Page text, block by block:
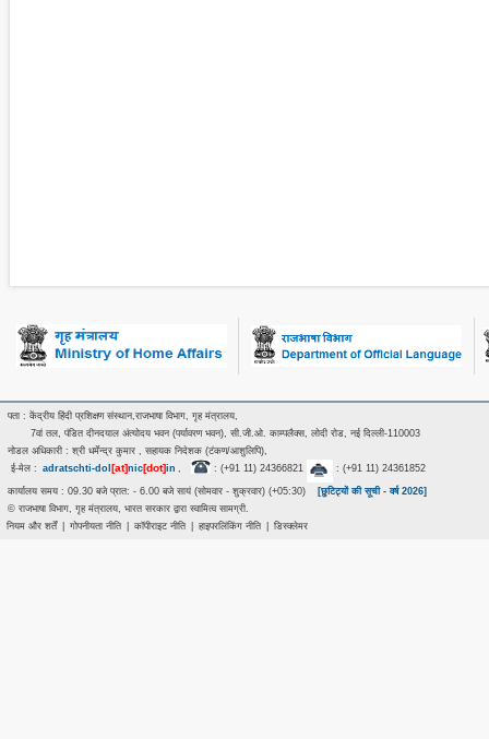
पता : केंद्रीय हिंदी प्रशिक्षण संस्थान,राजभाषा विभाग, गृह मंत्रालय,
7वां तल, पंडित दीनदयाल अंत्‍योदय भवन (पर्यावरण भवन), सी.जी.ओ. काम्पलैक्स, लोदी रोड, नई दिल्ली-110003
नोडल अधिकारी : श्री धर्मेन्द्र कुमार , सहायक निदेशक (टंकण/आशुलिपि),
ई-मेल : adratschti-dol [at]nic[dot]in , : (+91 11) 24366821 : (+91 11) 24361852
कार्यालय समय : 09.30 बजे प्रात: - 6.00 बजे सायं (सोमवार - शुक्रवार) (+05:30)
[छुटिट्यों की सूची - वर्ष 2026]
© राजभाषा विभाग, गृह मंत्रालय, भारत सरकार द्वारा स्वामित्व सामग्री.
नियम और शर्तें
गोपनीयता नीति कॉपीराइट नीति हाइपरलिंकिंग नीति डिस्क्लेमर